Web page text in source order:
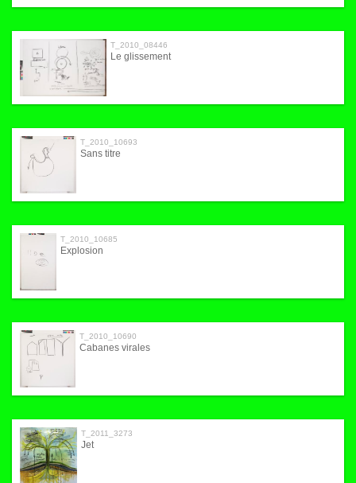
T_2010_08446
Le glissement
T_2010_10693
Sans titre
T_2010_10685
Explosion
T_2010_10690
Cabanes virales
T_2011_3273
Jet